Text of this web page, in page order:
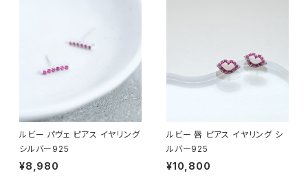
ルビー パヴェ ピアス イヤリング
シルバー925
¥8,980
ルビー 唇 ピアス イヤリング シ
ルバー925
¥10,800